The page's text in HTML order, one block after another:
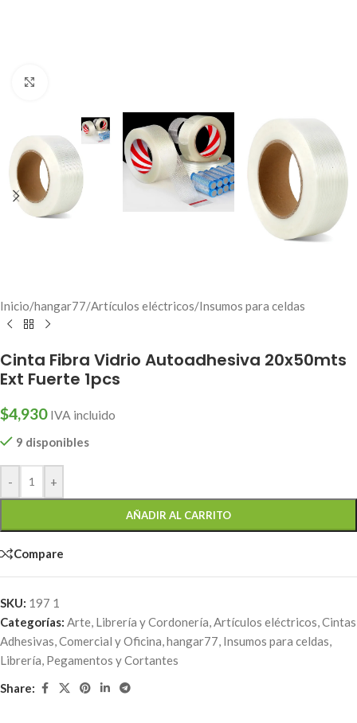
Inicio/hangar77/Artículos eléctricos/Insumos para celdas
Cinta Fibra Vidrio Autoadhesiva 20x50mts
Ext Fuerte 1pcs
$4,930 IVA incluido
9 disponibles
- +
AÑADIR AL CARRITO
Compare
SKU: 197 1
Categorías: Arte, Librería y Cordonería,Artículos eléctricos,Cintas
Adhesivas,Comercial y Oficina,hangar77, Insumos para celdas,
Librería, Pegamentos y Cortantes
Share: